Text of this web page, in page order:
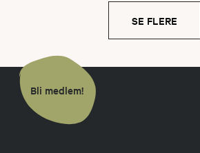
SE FLERE
Bli medlem!